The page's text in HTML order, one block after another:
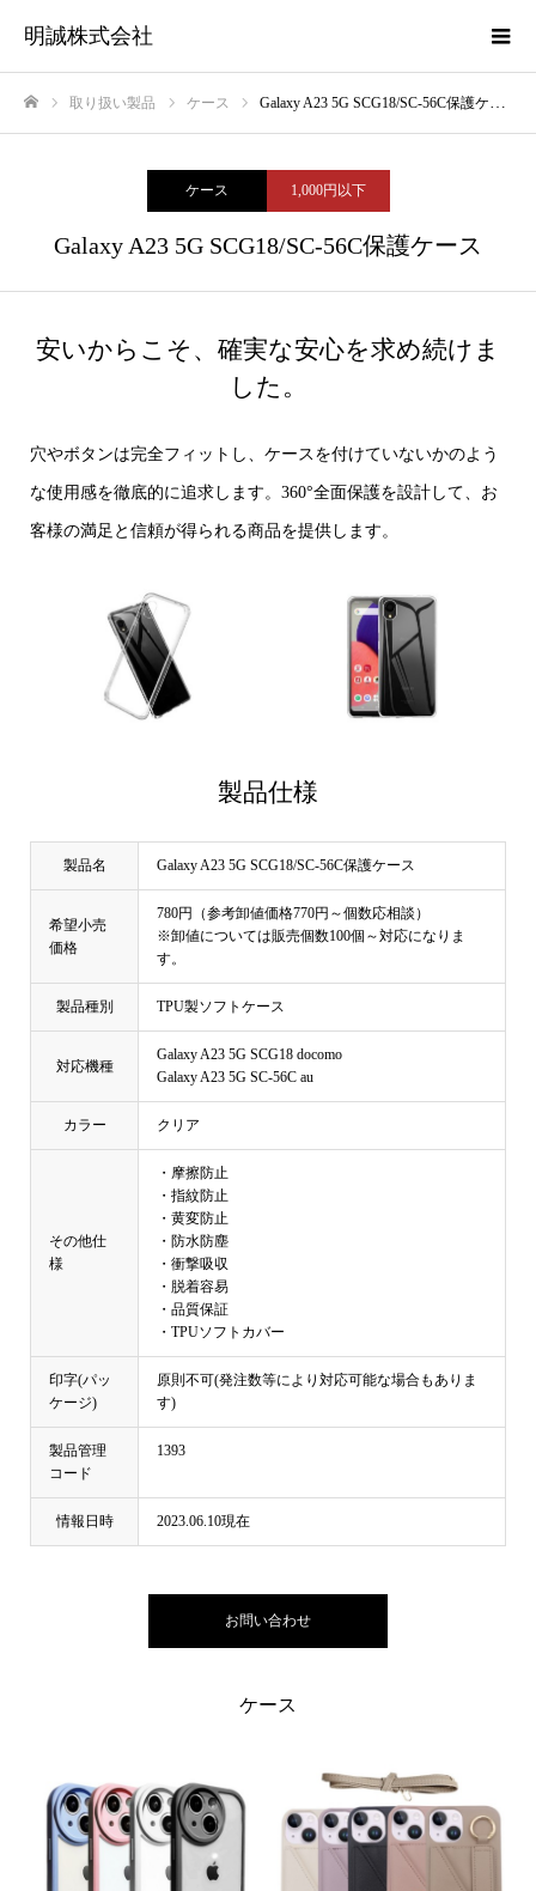
明誠株式会社
取り扱い製品 ケース Galaxy A23 5G SCG18/SC-56C保護ケース
ケース 1,000円以下
Galaxy A23 5G SCG18/SC-56C保護ケース
安いからこそ、確実な安心を求め続けま
した。
穴やボタンは完全フィットし、ケースを付けていないかのよう
な使用感を徹底的に追求します。360°全面保護を設計して、お
客様の満足と信頼が得られる商品を提供します。
製品仕様
製品名 Galaxy A23 5G SCG18/SC-56C保護ケース
希望小売
価格
780円（参考卸値価格770円～個数応相談）
※卸値については販売個数100個～対応になりま
す。
製品種別 TPU製ソフトケース
対応機種
Galaxy A23 5G SCG18 docomo
Galaxy A23 5G SC-56C au
カラー クリア
その他仕
様
・摩擦防止
・指紋防止
・黄変防止
・防水防塵
・衝撃吸収
・脱着容易
・品質保証
・TPUソフトカバー
印字(パッ
ケージ)
原則不可(発注数等により対応可能な場合もありま
す)
製品管理
コード
1393
情報日時 2023.06.10現在
お問い合わせ
ケース